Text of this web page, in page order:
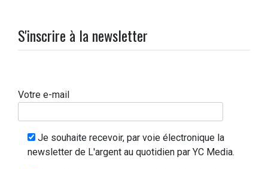
S'inscrire à la newsletter
Votre e-mail
Je souhaite recevoir, par voie électronique la
newsletter de L'argent au quotidien par YC Media.